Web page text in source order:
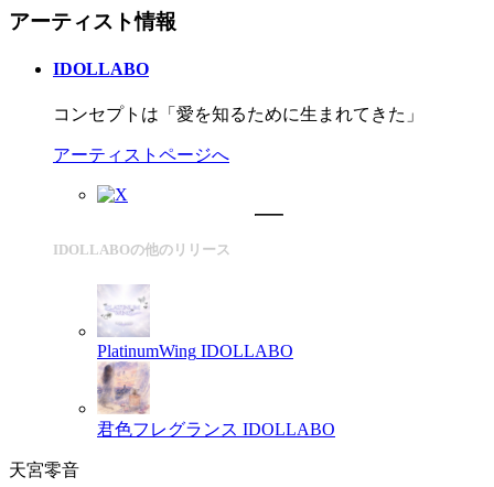
アーティスト情報
IDOLLABO
コンセプトは「愛を知るために生まれてきた」
アーティストページへ
IDOLLABOの他のリリース
PlatinumWing IDOLLABO
君色フレグランス IDOLLABO
天宮零音